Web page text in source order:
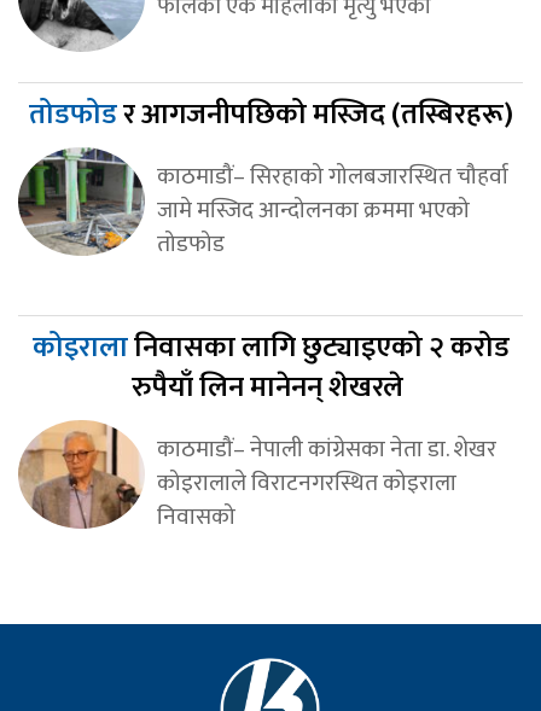
तोडफोडर आगजनीपछिको मस्जिद (तस्बिरहरू)
काठमाडौं– सिरहाको गोलबजारस्थित चौहर्वा
जामे मस्जिद आन्दोलनका क्रममा भएको
तोडफोड
कोइरालानिवासका लागि छुट्याइएको २ करोड
रुपैयाँ लिन मानेनन् शेखरले
काठमाडौं– नेपाली कांग्रेसका नेता डा. शेखर
कोइरालाले विराटनगरस्थित कोइराला
निवासको